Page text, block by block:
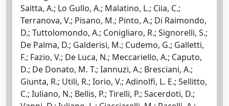
Saitta, A.; Lo Gullo, A.; Malatino, L.; Ciia, C.;
Terranova, V.; Pisano, M.; Pinto, A.; Di Raimondo,
D.; Tuttolomondo, A.; Conigliaro, R.; Signorelli, S.;
De Palma, D.; Galderisi, M.; Cudemo, G.; Galletti,
F.; Fazio, V.; De Luca, N.; Meccariello, A.; Caputo,
D.; De Donato, M. T.; Iannuzi, A.; Bresciani, A.;
Giunta, R.; Utili, R.; Iorio, V.; Adinolfi, L. E.; Sellitto,
C.; Iuliano, N.; Bellis, P.; Tirelli, P.; Sacerdoti, D.;